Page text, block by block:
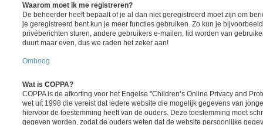
Waarom moet ik me registreren?
De beheerder heeft bepaalt of je al dan niet geregistreerd moet zijn om
je geregistreerd bent kun je meer functies gebruiken. Zo kun je
privéberichten sturen, andere gebruikers e-mailen, lid worden van
duurt maar even, dus we raden het zeker aan!
Omhoog
Wat is COPPA?
COPPA is de afkorting voor het Engelse "Children’s Online Privacy and
wet uit 1998 die vereist dat iedere website die mogelijk gegevens van
hiervoor de toestemming heeft van de ouders. Deze toestemming moet
gegeven worden, zodat de ouders weten dat de website persoonlijke